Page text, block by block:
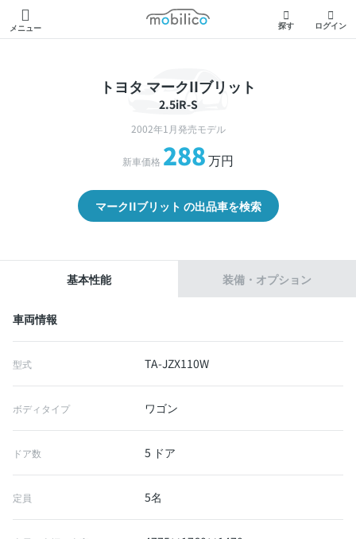
メニュー
モビリコ
探す ログイン
トヨタ マークIIブリット
2.5iR-S
2002年1月発売モデル
新車価格 288万円
マークIIブリット の出品車を検索
基本性能 装備・オプション
車両情報
型式 TA-JZX110W
ボディタイプ ワゴン
ドア数 5 ドア
定員 5名